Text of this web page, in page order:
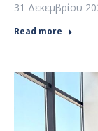
31 Δεκεμβρίου
Read more